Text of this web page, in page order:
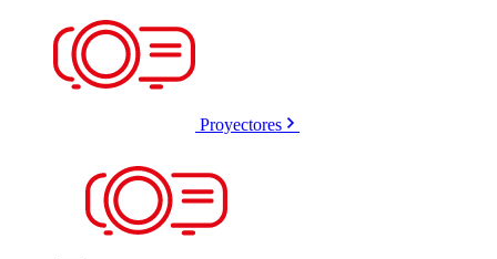
Proyectores